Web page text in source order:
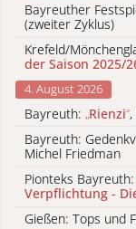
Bayreuther
(zweiter Zyklus)
Krefeld/
der Saison 2025/
4. August 2026
Bayreuth: „Rienzi“
Bayreuth:
Michel Friedman
Pionteks Bayreuth:
Verpflichtung -
Gießen: Tops und